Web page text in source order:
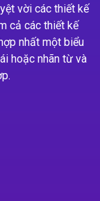
vời các thiết kế
cả các thiết kế
nhất một biểu
hoặc nhãn từ và